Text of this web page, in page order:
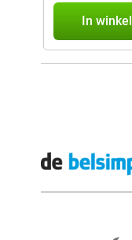
In